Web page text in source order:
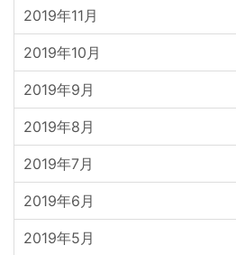
2019年11月
2019年10月
2019年9月
2019年8月
2019年7月
2019年6月
2019年5月